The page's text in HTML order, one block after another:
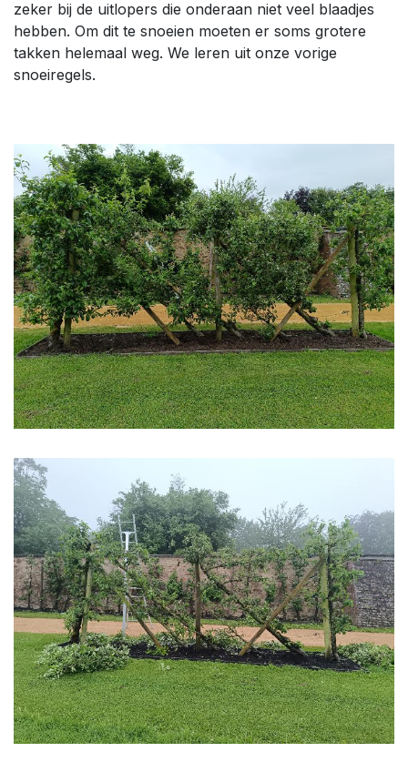
zeker bij de uitlopers die onderaan niet veel blaadjes
hebben. Om dit te snoeien moeten er soms grotere
takken helemaal weg. We leren uit onze vorige
snoeiregels.